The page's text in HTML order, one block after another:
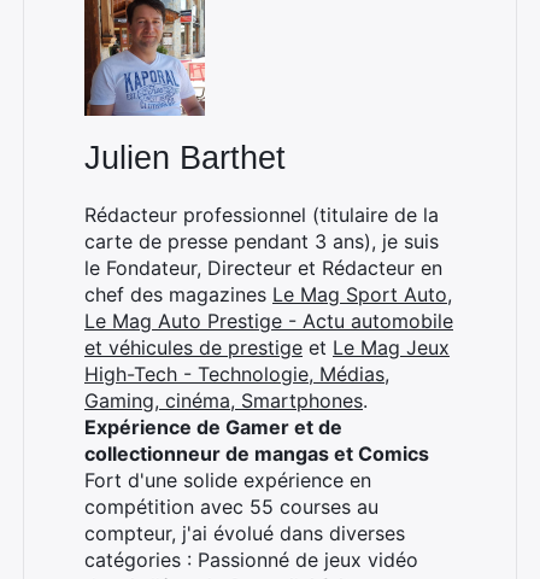
Julien Barthet
Rédacteur professionnel (titulaire de la
carte de presse pendant 3 ans), je suis
le Fondateur, Directeur et Rédacteur en
chef des magazines Le Mag Sport Auto,
Le Mag Auto Prestige - Actu automobile
et véhicules de prestige et Le Mag Jeux
High-Tech - Technologie, Médias,
Gaming, cinéma, Smartphones.
Expérience de Gamer et de
collectionneur de mangas et Comics
Fort d'une solide expérience en
compétition avec 55 courses au
compteur, j'ai évolué dans diverses
catégories : Passionné de jeux vidéo
Rechercher